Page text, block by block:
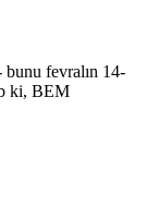
bunu fevralın 14-
ki, BEM